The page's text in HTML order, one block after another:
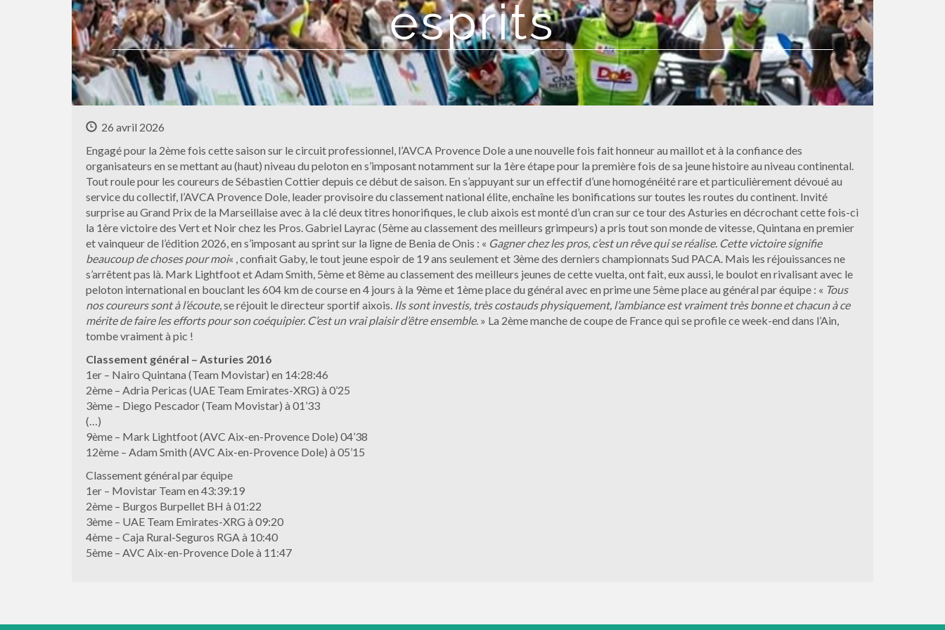
esprits
26 avril 2026
Engagé pour la 2ème fois cette saison sur le circuit professionnel, l’AVCA Provence Dole a une nouvelle fois fait honneur au maillot et à la confiance des
organisateurs en se mettant au (haut) niveau du peloton en s’imposant notamment sur la 1ère étape pour la première fois de sa jeune histoire au niveau continental.
Tout roule pour les coureurs de Sébastien Cottier depuis ce début de saison. En s’appuyant sur un effectif d’une homogénéité rare et particulièrement dévoué au
service du collectif, l’AVCA Provence Dole, leader provisoire du classement national élite, enchaîne les bonifications sur toutes les routes du continent. Invité
surprise au Grand Prix de la Marseillaise avec à la clé deux titres honorifiques, le club aixois est monté d’un cran sur ce tour des Asturies en décrochant cette fois-ci
la 1ère victoire des Vert et Noir chez les Pros. Gabriel Layrac (5ème au classement des meilleurs grimpeurs) a pris tout son monde de vitesse, Quintana en premier
et vainqueur de l’édition 2026, en s’imposant au sprint sur la ligne de Benia de Onis : « Gagner chez les pros, c’est un rêve qui se réalise. Cette victoire signifie
beaucoup de choses pour moi« , confiait Gaby, le tout jeune espoir de 19 ans seulement et 3ème des derniers championnats Sud PACA. Mais les réjouissances ne
s’arrêtent pas là. Mark Lightfoot et Adam Smith, 5ème et 8ème au classement des meilleurs jeunes de cette vuelta, ont fait, eux aussi, le boulot en rivalisant avec le
peloton international en bouclant les 604 km de course en 4 jours à la 9ème et 1ème place du général avec en prime une 5ème place au général par équipe : « Tous
nos coureurs sont à l’écoute, se réjouit le directeur sportif aixois. Ils sont investis, très costauds physiquement, l’ambiance est vraiment très bonne et chacun à ce
mérite de faire les efforts pour son coéquipier. C’est un vrai plaisir d’être ensemble. » La 2ème manche de coupe de France qui se profile ce week-end dans l’Ain,
tombe vraiment à pic !
Classement général – Asturies 2016
1er – Nairo Quintana (Team Movistar) en 14:28:46
2ème – Adria Pericas (UAE Team Emirates-XRG) à 0’25
3ème – Diego Pescador (Team Movistar) à 01’33
(…)
9ème – Mark Lightfoot (AVC Aix-en-Provence Dole) 04’38
12ème – Adam Smith (AVC Aix-en-Provence Dole) à 05’15
Classement général par équipe
1er – Movistar Team en 43:39:19
2ème – Burgos Burpellet BH à 01:22
3ème – UAE Team Emirates-XRG à 09:20
4ème – Caja Rural-Seguros RGA à 10:40
5ème – AVC Aix-en-Provence Dole à 11:47